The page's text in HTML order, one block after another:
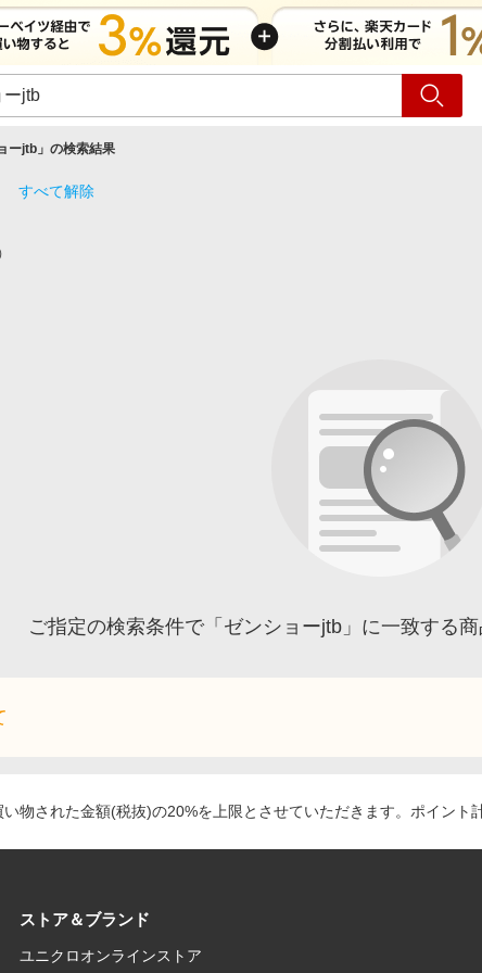
ショッピング
ーjtb 」の検索結果
すべて解除
ご指定の検索条件で「ゼンショーjtb」に一致する商
物された金額(税抜)の20%を上限とさせていただきます。ポイント
ストア＆ブランド
ユニクロオンラインストア